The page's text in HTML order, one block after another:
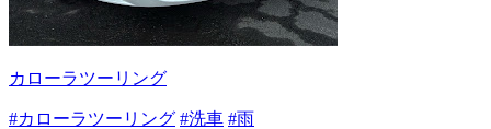
カローラツーリング
#カローラツーリング #洗車 #雨